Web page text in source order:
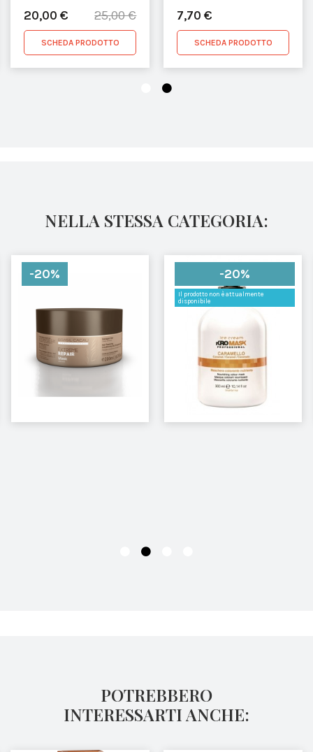
20,00 € 25,00 €
SCHEDA PRODOTTO
BOTTONI 128X148 NERA
7,70 €
SCHEDA PRODOTTO
NELLA STESSA CATEGORIA:
-20% -20%
Il prodotto non è attualmente
disponibile
POTREBBERO
INTERESSARTI ANCHE: